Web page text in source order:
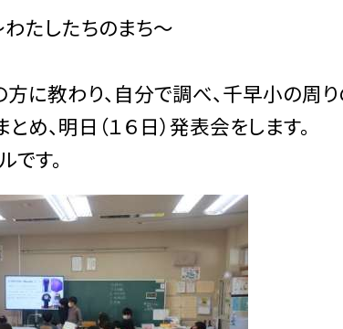
たしたちのまち〜
方に教わり、自分で調べ、千早小の周
め、明日（１６日）発表会をします。
す。